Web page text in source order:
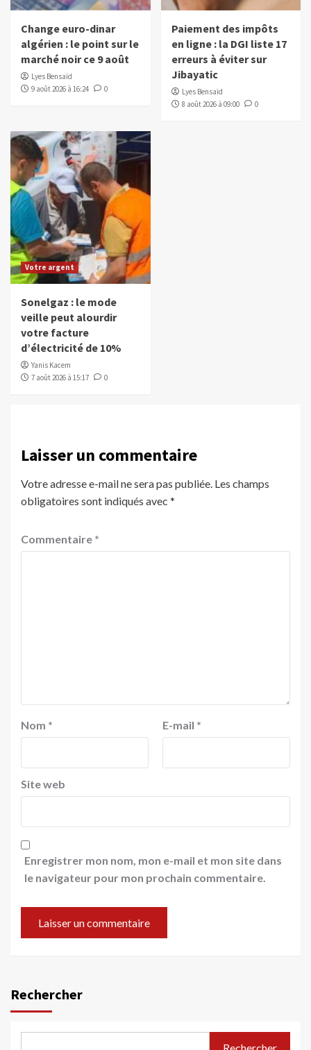
Change euro-dinar
algérien : le point sur le
marché noir ce 9 août
Lyes Bensaïd
9 août 2026 à 16:24
0
Paiement des impôts
en ligne : la DGI liste 17
erreurs à éviter sur
Jibayatic
Lyes Bensaïd
8 août 2026 à 09:00
0
Votre argent
Sonelgaz : le mode
veille peut alourdir
votre facture
d’électricité de 10%
Yanis Kacem
7 août 2026 à 15:17
0
Laisser un commentaire
Votre adresse e-mail ne sera pas publiée. Les champs
obligatoires sont indiqués avec *
Commentaire *
Nom * E-mail *
Site web
Enregistrer mon nom, mon e-mail et mon site dans
le navigateur pour mon prochain commentaire.
Rechercher
Rechercher